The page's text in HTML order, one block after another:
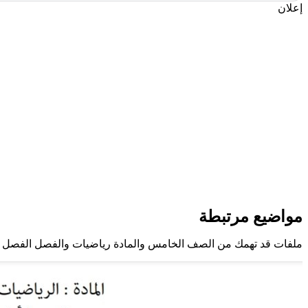
إعلان
مواضيع مرتبطة
ملفات قد تهمك من الصف الخامس والمادة رياضيات والفصل الفصل